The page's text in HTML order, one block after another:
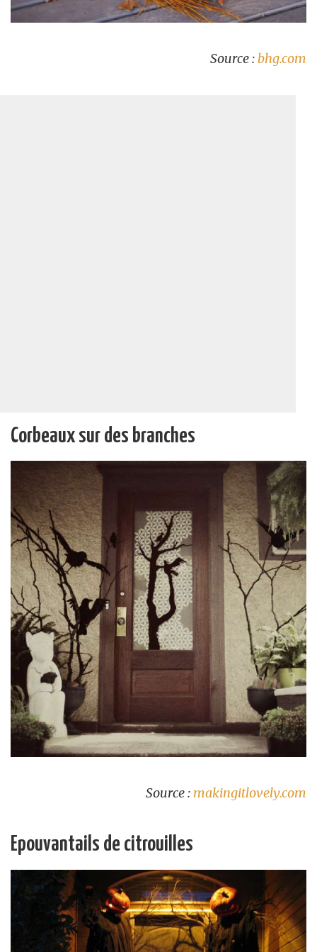
Source :bhg.com
Corbeaux sur des branches
Source : makingitlovely.com
Epouvantails de citrouilles